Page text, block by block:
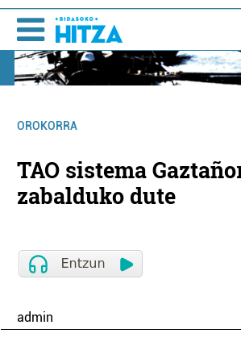
OROKORRA
TAO sistema
zabalduko dute
admin